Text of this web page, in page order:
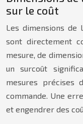
sur le coût
Les dimensions de
sont directement
mesure, de
un surcoût
mesures précises
commande. Une
et engendrer des